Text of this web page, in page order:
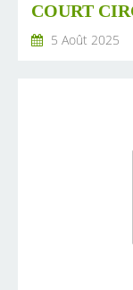
5 Août 2025